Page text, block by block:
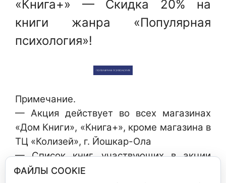
«Книга+» — Скидка 20% на
книги жанра «Популярная
психология»!
Примечание.
— Акция действует во всех магазинах
«Дом Книги», «Книга+», кроме магазина в
ТЦ «Колизей», г. Йошкар-Ола
— Список книг, участвующих в акции
уточняйте у продавцов-консультантов
ФАЙЛЫ COOKIE